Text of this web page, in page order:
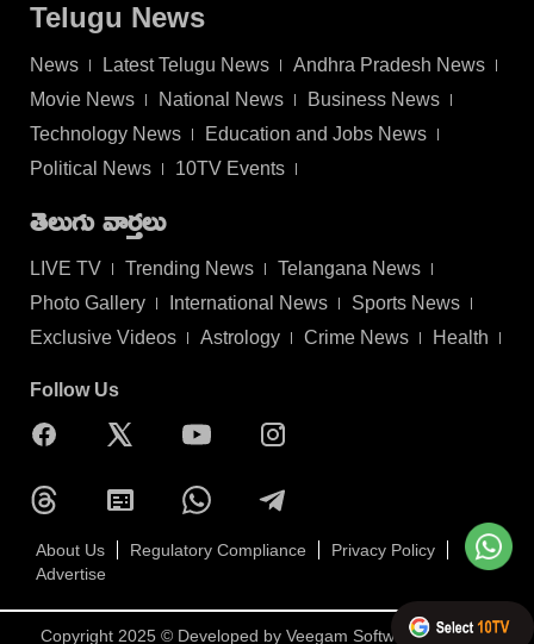
Telugu News
News Latest Telugu News
Andhra Pradesh News
Movie News
National News
Business News
Technology News
Education and Jobs News
Political News
10TV Events
తెలుగు వార్తలు
LIVE TV Trending News
Telangana News
Photo Gallery
International News
Sports News
Exclusive Videos
Astrology Crime News Health
Follow Us
About Us Regulatory Compliance
Privacy Policy
Advertise
Copyright 2025 © Developed by Veegam Software Pvt Ltd.